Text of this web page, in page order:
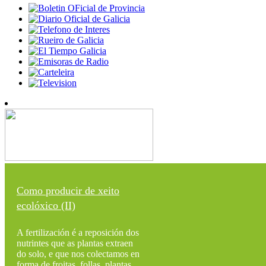
Como producir de xeito
ecolóxico (II)
A fertilización é a reposición dos
nutrintes que as plantas extraen
do solo, e que nos colectamos en